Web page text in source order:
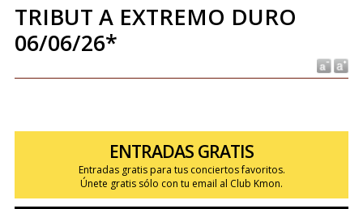
TRIBUT A EXTREMO DURO
06/06/26*
ENTRADAS GRATIS
Entradas gratis para tus conciertos favoritos.
Únete gratis sólo con tu email al Club Kmon.